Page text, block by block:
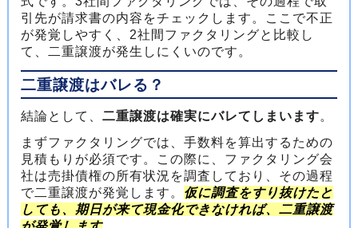
引先が請求書の内容をチェックします。ここで不正
が発覚しやすく、2社間ファクタリングと比較し
て、二重譲渡が発生しにくいのです。
二重譲渡はバレる？
結論として、 二重譲渡は確実にバレてしまいます。
まずファクタリングでは、手数料を算出するための
見積もりが必須です。この際に、ファクタリング会
社は売掛債権の所有状況を調査しており、その過程
で二重譲渡が発覚します。 仮に調査をすり抜けたと
しても、期日が来て現金化できなければ、二重譲渡